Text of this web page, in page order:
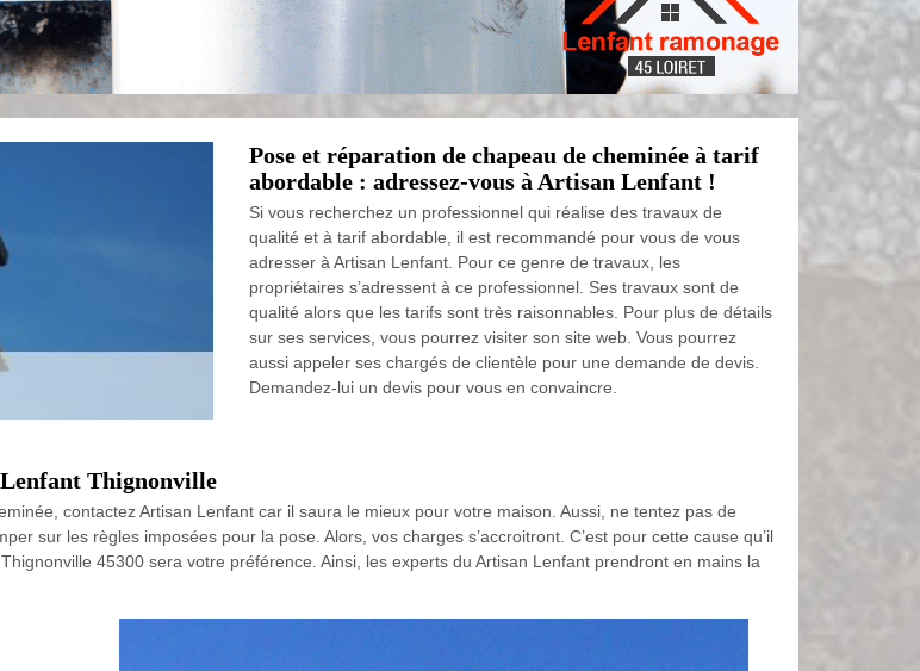
Pose et réparation de chapeau de cheminée à tarif
abordable : adressez-vous à Artisan Lenfant !
Si vous recherchez un professionnel qui réalise des travaux de
qualité et à tarif abordable, il est recommandé pour vous de vous
adresser à Artisan Lenfant. Pour ce genre de travaux, les
propriétaires s’adressent à ce professionnel. Ses travaux sont de
qualité alors que les tarifs sont très raisonnables. Pour plus de détails
sur ses services, vous pourrez visiter son site web. Vous pourrez
aussi appeler ses chargés de clientèle pour une demande de devis.
Demandez-lui un devis pour vous en convaincre.
Lenfant Thignonville
contactez Artisan Lenfant car il saura le mieux pour votre maison. Aussi, ne tentez pas de
sur les règles imposées pour la pose. Alors, vos charges s’accroitront. C’est pour cette cause qu’il
45300 sera votre préférence. Ainsi, les experts du Artisan Lenfant prendront en mains la